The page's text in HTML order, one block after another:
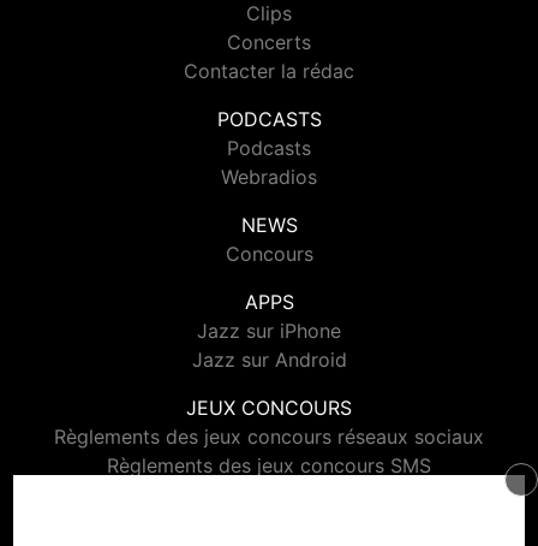
Clips
Concerts
Contacter la rédac
PODCASTS
Podcasts
Webradios
NEWS
Concours
APPS
Jazz sur iPhone
Jazz sur Android
JEUX CONCOURS
Règlements des jeux concours réseaux sociaux
Règlements des jeux concours SMS